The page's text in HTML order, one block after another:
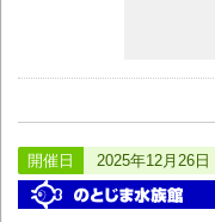
開催日 2025年12月26日